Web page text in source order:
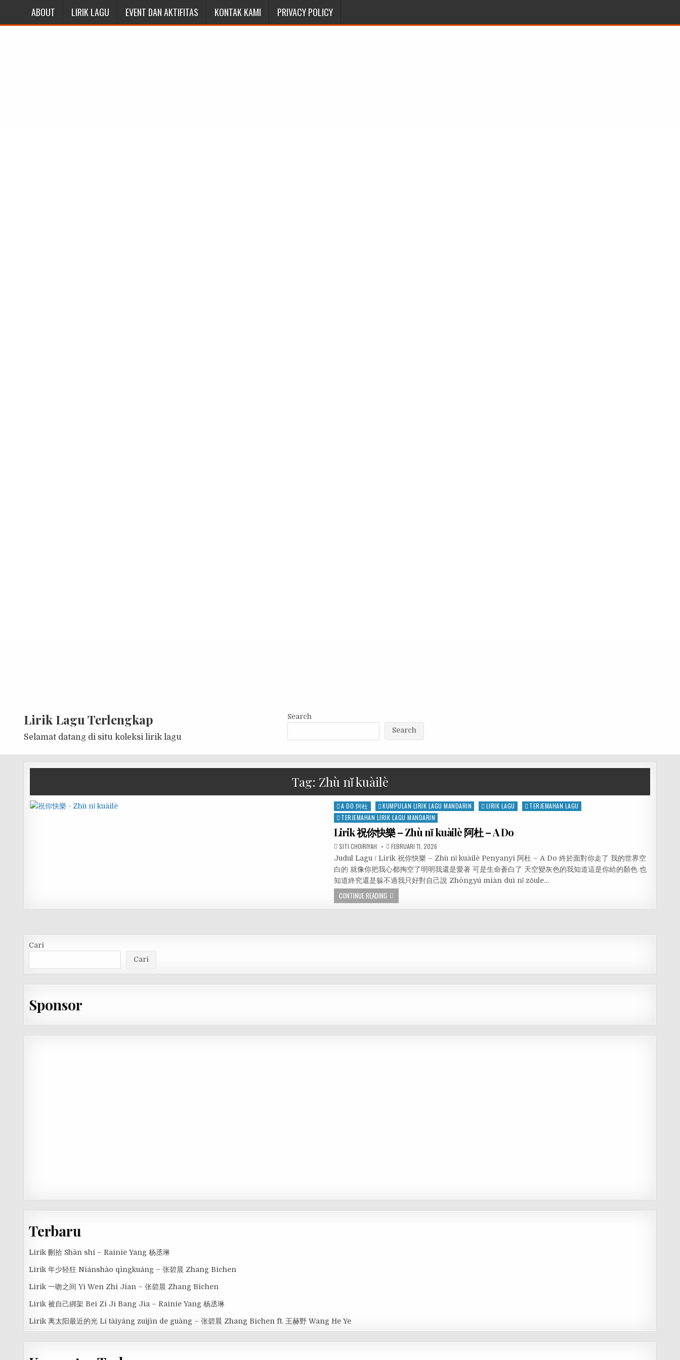
ABOUT LIRIK LAGU EVENT DAN AKTIFITAS KONTAK KAMI PRIVACY POLICY
Lirik Lagu Terlengkap
Selamat datang di situ koleksi lirik lagu
Search
Search
Tag: Zhù nǐ kuàilè
Posted
in
A DO 阿杜 KUMPULAN LIRIK LAGU MANDARIN LIRIK LAGU
TERJEMAHAN LAGU
TERJEMAHAN LIRIK LAGU MANDARIN
Lirik 祝你快樂 – Zhù nǐ kuàilè 阿杜 – A Do
SITI CHOIRIYAH FEBRUARI 11, 2026
Judul Lagu / Lirik 祝你快樂 – Zhù nǐ kuàilè Penyanyi 阿杜 – A Do 終於面對你走了 我的世界空
白的 就像你把我心都掏空了明明我還是愛著 可是生命蒼白了 天空變灰色的我知道這是你給的顏色 也
知道終究還是躲不過我只好對自己說 Zhōngyú miàn duì nǐ zǒule…
CONTINUE READING
Cari
Cari
Sponsor
Terbaru
Lirik 刪拾 Shān shí – Rainie Yang 杨丞琳
Lirik 年少轻狂 Niánshào qīngkuáng – 张碧晨 Zhang Bichen
Lirik 一吻之间 Yi Wen Zhi Jian – 张碧晨 Zhang Bichen
Lirik 被自己綁架 Bei Zi Ji Bang Jia – Rainie Yang 杨丞琳
Lirik 离太阳最近的光 Lí tàiyáng zuìjìn de guāng – 张碧晨 Zhang Bichen ft. 王赫野 Wang He Ye